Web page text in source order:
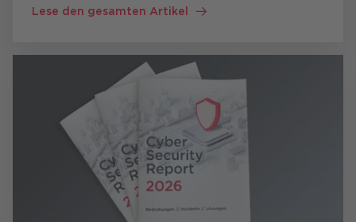
kritische digitale Technologien selbst
Lese den gesamten Artikel